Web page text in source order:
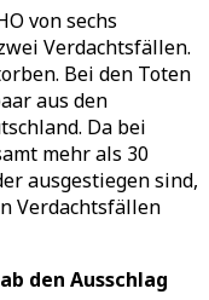
von sechs
Verdachtsfällen.
Bei den Toten
aus den
Da bei
mehr als 30
ausgestiegen sind,
Verdachtsfällen
den Ausschlag